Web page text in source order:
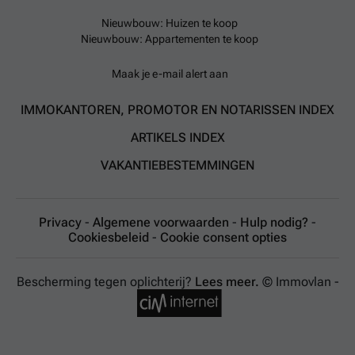
Nieuwbouw: Huizen te koop
Nieuwbouw: Appartementen te koop
Maak je e-mail alert aan
IMMOKANTOREN, PROMOTOR EN NOTARISSEN INDEX
ARTIKELS INDEX
VAKANTIEBESTEMMINGEN
Privacy - Algemene voorwaarden - Hulp nodig? -
Cookiesbeleid - Cookie consent opties
Bescherming tegen oplichterij? Lees meer. © Immovlan -